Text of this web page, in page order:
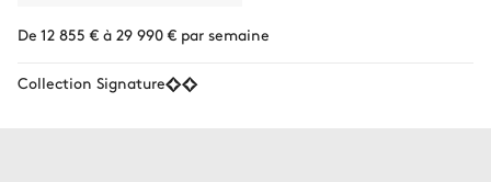
De 12 855 € à 29 990 € par semaine
Collection Signature